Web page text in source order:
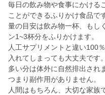
毎日の飲み物や食事にかける
ことができるふりかけ食品で
量の目安は飲み物一杯、もし
ン1~3杯分をふりかけます。
人工サプリメントと違い100
入れてしまっても大丈夫です
多い分は体外に自然排出され
つまり副作用がありません。
人間はもちろん、大切な家族